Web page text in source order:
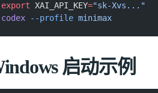
export XAI_API_KEY="sk-Xvs..."
codex --profile minimax
启动示例